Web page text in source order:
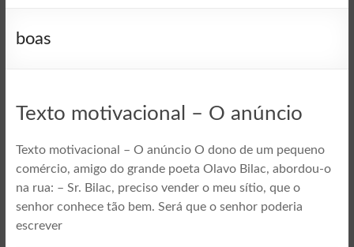
boas
Texto motivacional – O anúncio
Texto motivacional – O anúncio O dono de um pequeno
comércio, amigo do grande poeta Olavo Bilac, abordou-o
na rua: – Sr. Bilac, preciso vender o meu sítio, que o
senhor conhece tão bem. Será que o senhor poderia
escrever